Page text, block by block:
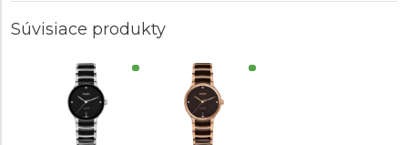
Súvisiace produkty